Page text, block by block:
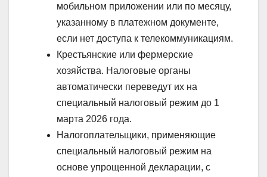
мобильном приложении или по месяцу,
указанному в платежном документе,
если нет доступа к телекоммуникациям.
Крестьянские или фермерские
хозяйства. Налоговые органы
автоматически переведут их на
специальный налоговый режим до 1
марта 2026 года.
Налогоплательщики, применяющие
специальный налоговый режим на
основе упрощенной декларации, с